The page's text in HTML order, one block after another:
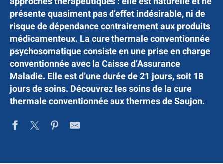
présente quasiment pas d’effet indésirable, ni de
risque de dépendance contrairement aux produits
médicamenteux. La cure thermale conventionnée
psychosomatique consiste en une prise en charge
conventionnée avec la Caisse d’Assurance
Maladie. Elle est d’une durée de 21 jours, soit 18
jours de soins. Découvrez les soins de la cure
thermale conventionnée aux thermes de Saujon.